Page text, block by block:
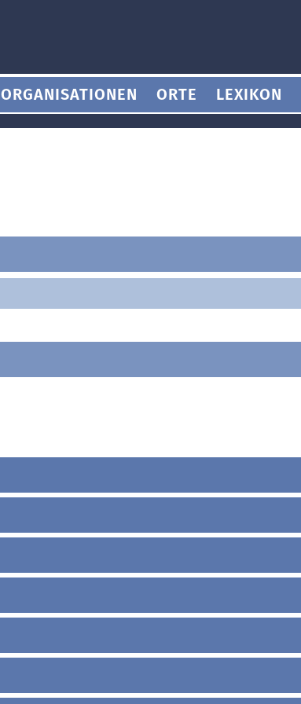
ORGANISATIONEN ORTE LEXIKON